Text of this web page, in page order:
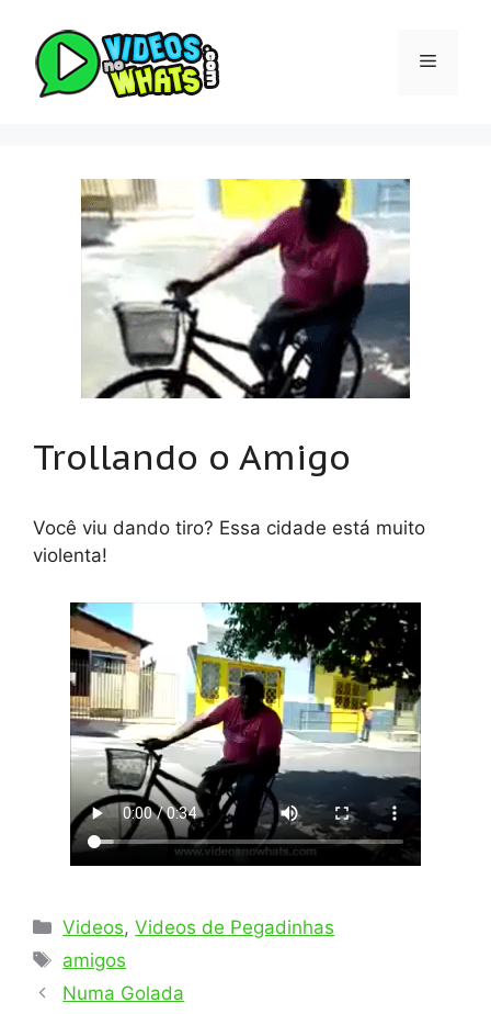
conteúdo
Menu
Trollando o Amigo
Você viu dando tiro? Essa cidade está muito
violenta!
Categorias
Videos,Videos de Pegadinhas
Tags
amigos
Numa Golada